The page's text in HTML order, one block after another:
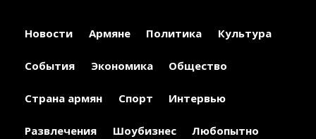
Новости Армяне Политика Культура
События Экономика Общество
Страна армян Спорт Интервью
Развлечения Шоубизнес Любопытно